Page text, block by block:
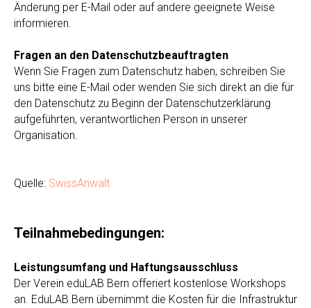
Änderung per E-Mail oder auf andere geeignete Weise
informieren.
Fragen an den Datenschutzbeauftragten
Wenn Sie Fragen zum Datenschutz haben, schreiben Sie
uns bitte eine E-Mail oder wenden Sie sich direkt an die für
den Datenschutz zu Beginn der Datenschutzerklärung
aufgeführten, verantwortlichen Person in unserer
Organisation.
Quelle: SwissAnwalt
Teilnahmebedingungen:
Leistungsumfang und Haftungsausschluss
Der Verein eduLAB Bern offeriert kostenlose Workshops
an. EduLAB Bern übernimmt die Kosten für die Infrastruktur